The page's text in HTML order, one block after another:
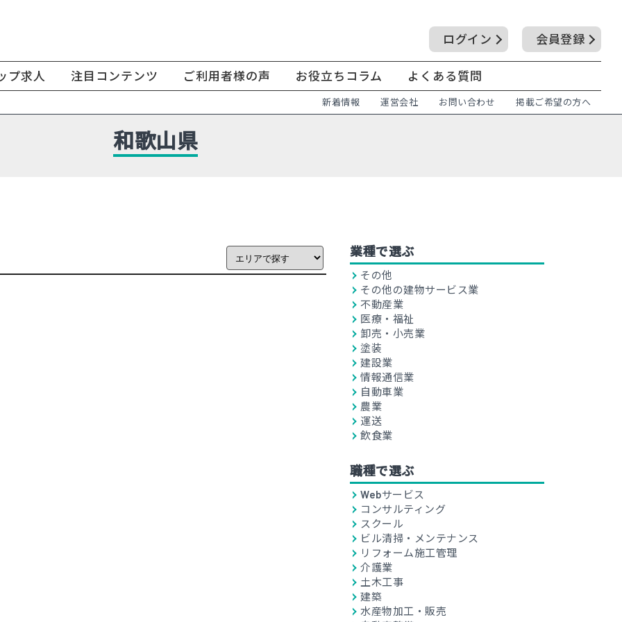
ログイン 会員登録
プ求人 注目コンテンツ ご利用者様の声 お役立ちコラム よくある質問
新着情報 運営会社 お問い合わせ 掲載ご希望の方へ
和歌山県
業種で選ぶ
その他
その他の建物サービス業
不動産業
医療・福祉
卸売・小売業
塗装
建設業
情報通信業
自動車業
農業
運送
飲食業
職種で選ぶ
Webサービス
コンサルティング
スクール
ビル清掃・メンテナンス
リフォーム施工管理
介護業
土木工事
建築
水産物加工・販売